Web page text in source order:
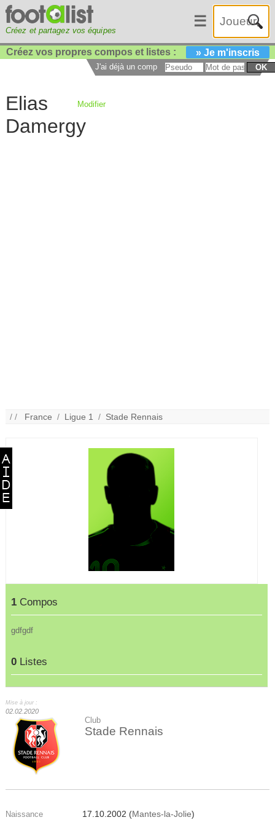
Créez et partagez vos équipes
☰
Créez vos propres compos et listes : » Je m'inscris
J'ai déjà un compte : OK
Elias
Damergy
Modifier
/ / France / Ligue 1 / Stade Rennais
1 Compos
gdfgdf
0 Listes
Mise à jour :
02.02.2020
Club
Stade Rennais
Naissance 17.10.2002 (Mantes-la-Jolie)